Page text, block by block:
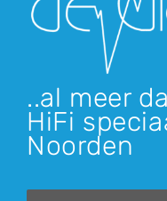
..al meer
HiFi
Noorden